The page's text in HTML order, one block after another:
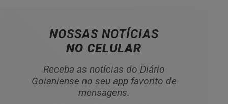
NOSSAS NOTÍCIAS
NO CELULAR
Receba as notícias do Diário
Goianiense no seu app favorito de
mensagens.